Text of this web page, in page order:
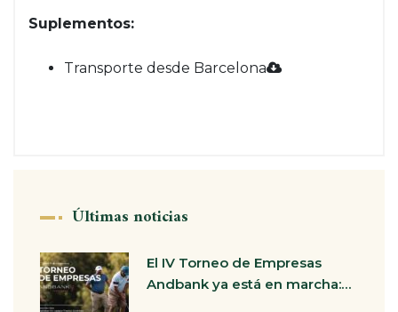
Suplementos:
Transporte desde Barcelona
Últimas noticias
El IV Torneo de Empresas
Andbank ya está en marcha:…